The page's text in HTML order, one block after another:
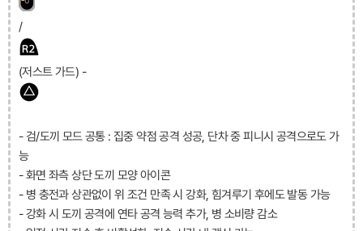
/
(저스트 가드) -
- 검/도끼 모드 공통 : 집중 약점 공격 성공, 단차 중 피니시 공격으로도 가
능
- 화면 좌측 상단 도끼 모양 아이콘
- 병 충전과 상관없이 위 조건 만족 시 강화, 힘겨루기 후에도 발동 가능
- 강화 시 도끼 공격에 연타 공격 능력 추가, 병 소비량 감소